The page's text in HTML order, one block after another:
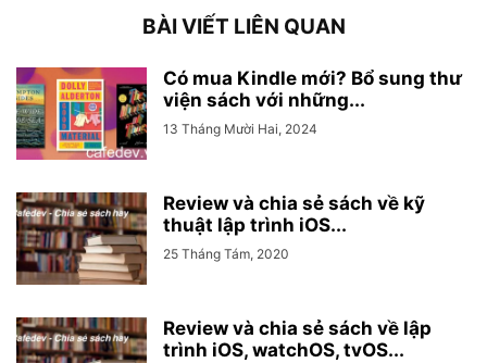
BÀI VIẾT LIÊN QUAN
Có mua Kindle mới? Bổ sung thư
viện sách với những...
13 Tháng Mười Hai, 2024
Review và chia sẻ sách về kỹ
thuật lập trình iOS...
25 Tháng Tám, 2020
Review và chia sẻ sách về lập
trình iOS, watchOS, tvOS...